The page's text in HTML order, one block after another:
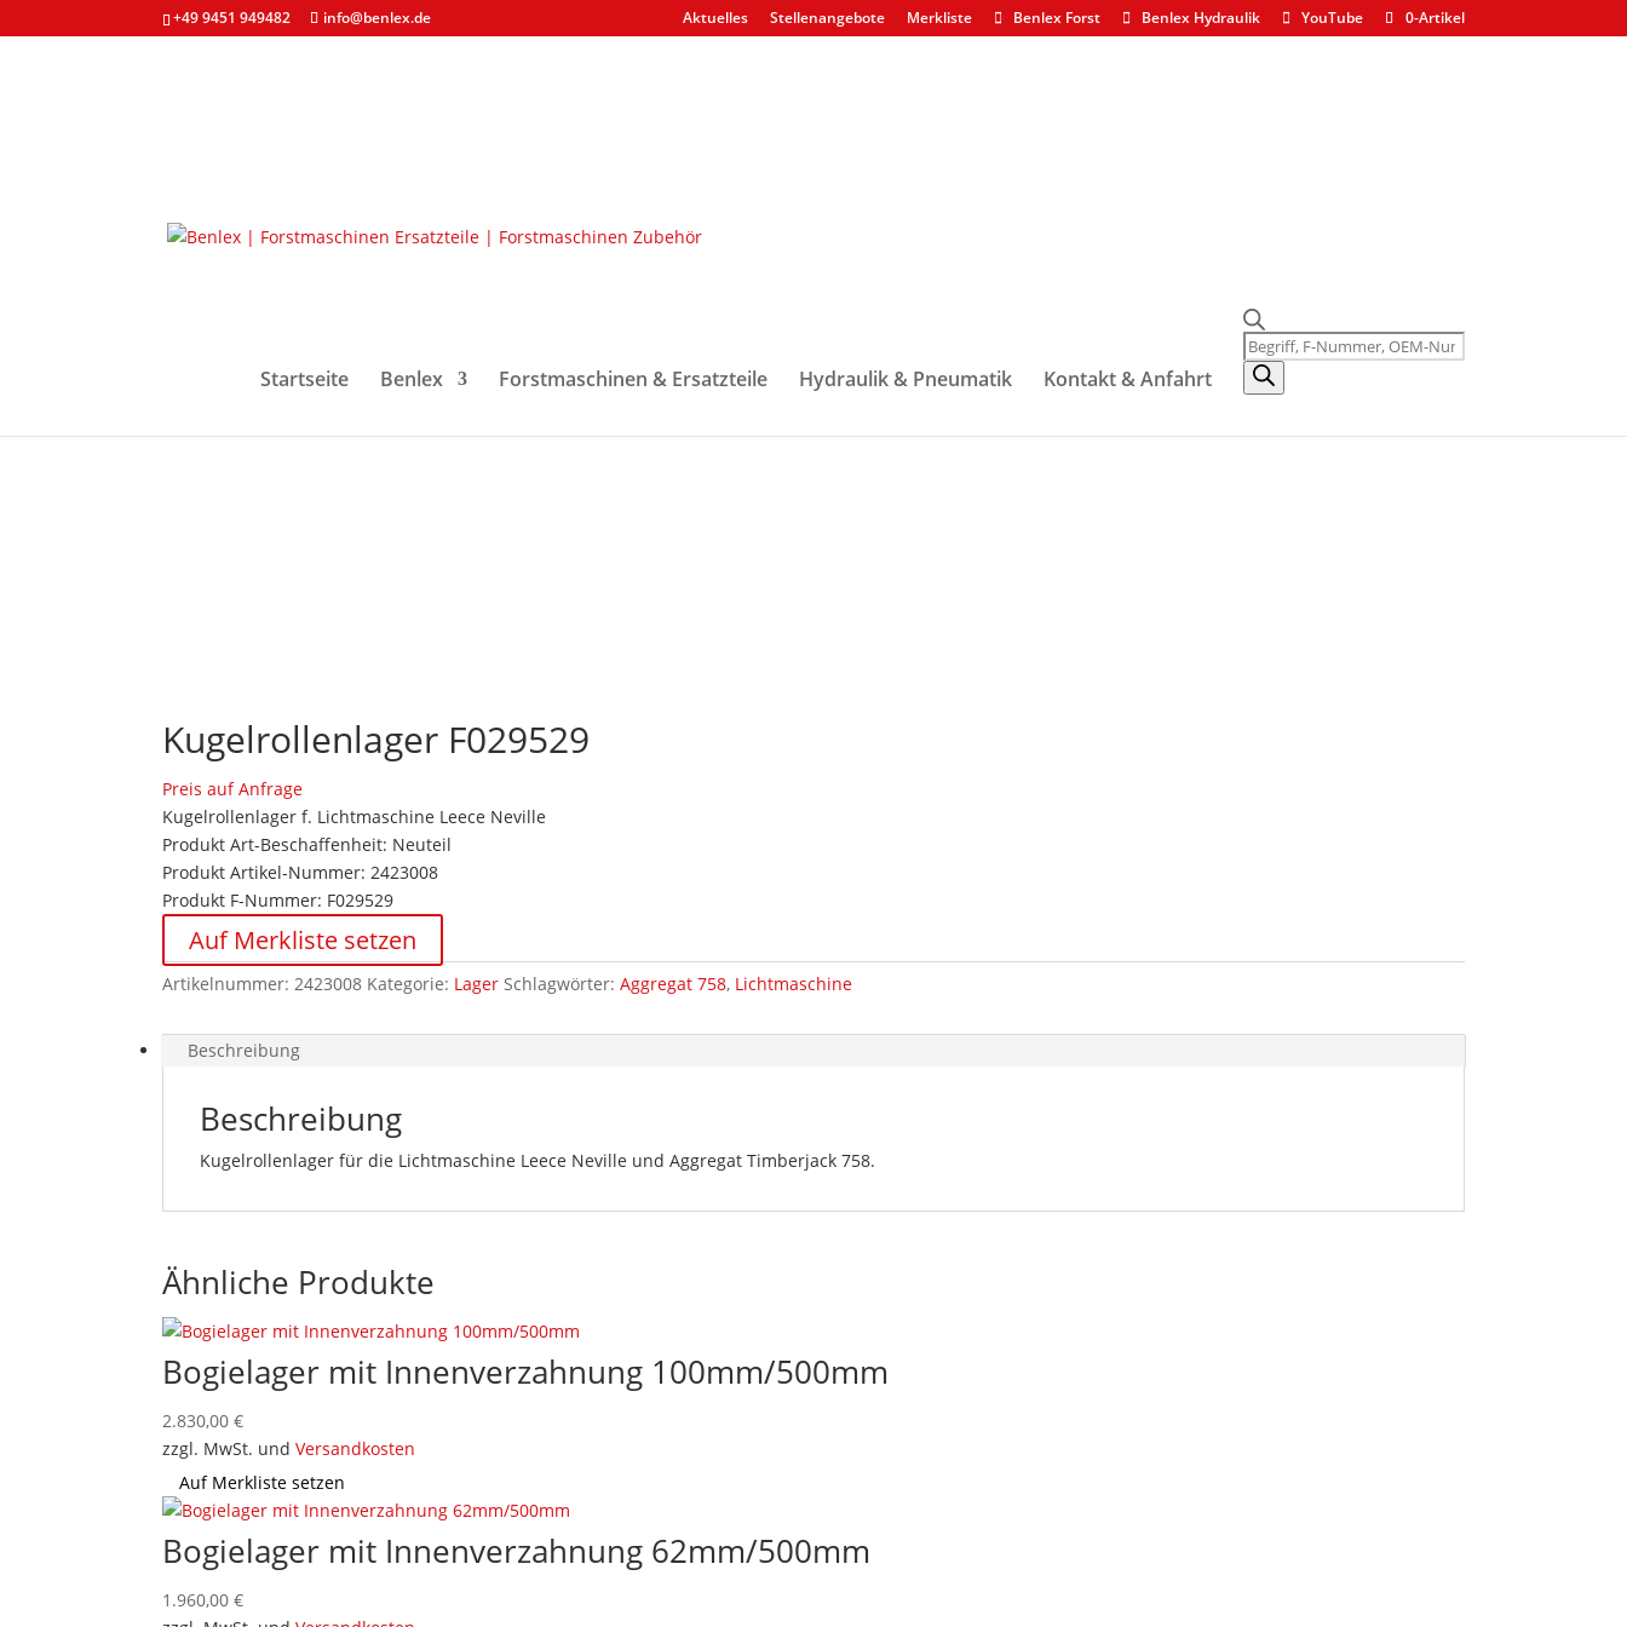
+49 9451 949482 info@benlex.de Aktuelles Stellenangebote Merkliste Benlex Forst Benlex Hydraulik YouTube 0-Artikel
Startseite Benlex Forstmaschinen & Ersatzteile Hydraulik & Pneumatik Kontakt & Anfahrt
Products
search
Start
Kugelrollenlager F029529
Preis auf Anfrage
Kugelrollenlager f. Lichtmaschine Leece Neville
Produkt Art-Beschaffenheit: Neuteil
Produkt Artikel-Nummer: 2423008
Produkt F-Nummer: F029529
Auf Merkliste setzen
Artikelnummer:2423008 Kategorie: Lager Schlagwörter:Aggregat 758, Lichtmaschine
Beschreibung
Beschreibung
Kugelrollenlager für die Lichtmaschine Leece Neville und Aggregat Timberjack 758.
Ähnliche Produkte
Bogielager mit Innenverzahnung 100mm/500mm
2.830,00€
zzgl. MwSt. undVersandkosten
Auf Merkliste setzen
Bogielager mit Innenverzahnung 62mm/500mm
1.960,00€